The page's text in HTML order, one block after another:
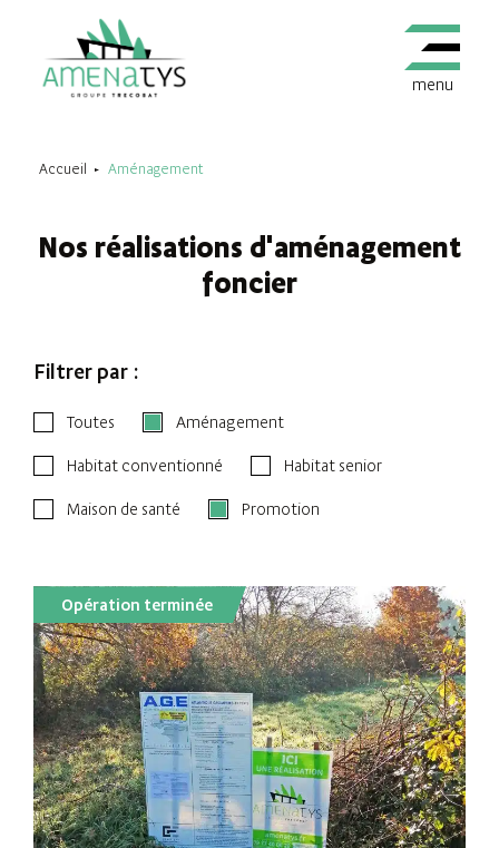
menu
Accueil Aménagement
Nos réalisations d'aménagement
foncier
Filtrer par :
Toutes Aménagement
Habitat conventionné Habitat senior
Maison de santé Promotion
Opération terminée